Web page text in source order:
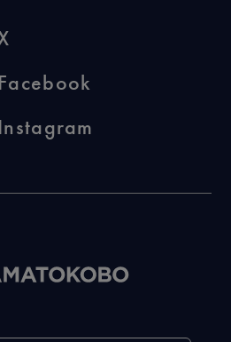
Facebook
Instagram